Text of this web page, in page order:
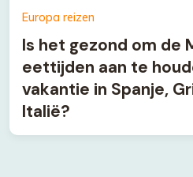
Europa reizen
Is het gezond om de
eettijden aan te
vakantie in Spanje,
Italië?